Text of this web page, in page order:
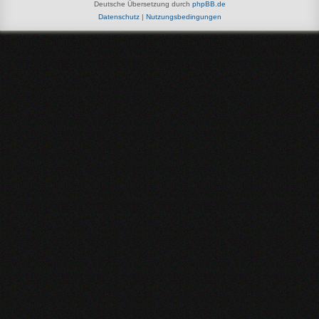
Deutsche Übersetzung durch phpBB.de
Datenschutz| Nutzungsbedingungen